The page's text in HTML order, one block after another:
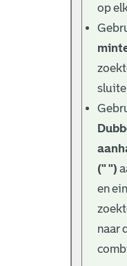
op
(" ")
en
naar